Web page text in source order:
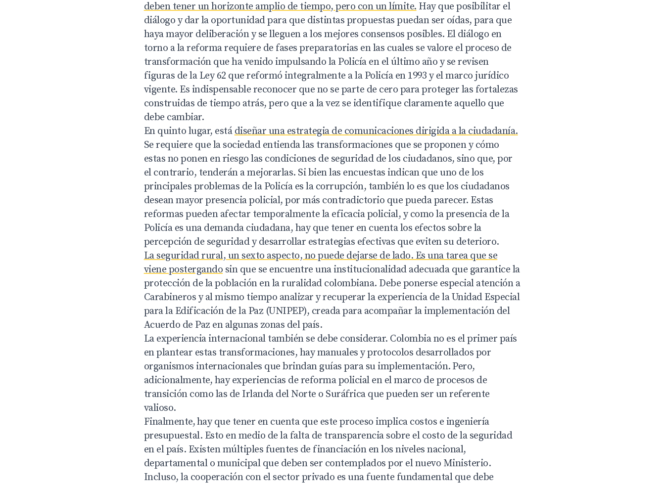
deben tener un horizonte amplio de tiempo, pero con un límite.Hay que posibilitar el
diálogo y dar la oportunidad para que distintas propuestas puedan ser oídas, para que
haya mayor deliberación y se lleguen a los mejores consensos posibles. El diálogo en
torno a la reforma requiere de fases preparatorias en las cuales se valore el proceso de
transformación que ha venido impulsando la Policía en el último año y se revisen
figuras de la Ley 62 que reformó integralmente a la Policía en 1993 y el marco jurídico
vigente. Es indispensable reconocer que no se parte de cero para proteger las fortalezas
construidas de tiempo atrás, pero que a la vez se identifique claramente aquello que
debe cambiar.
En quinto lugar, estádiseñar una estrategia de comunicaciones dirigida a la ciudadanía.
Se requiere que la sociedad entienda las transformaciones que se proponen y cómo
estas no ponen en riesgo las condiciones de seguridad de los ciudadanos, sino que, por
el contrario, tenderán a mejorarlas. Si bien las encuestas indican que uno de los
principales problemas de la Policía es la corrupción, también lo es que los ciudadanos
desean mayor presencia policial, por más contradictorio que pueda parecer. Estas
reformas pueden afectar temporalmente la eficacia policial, y como la presencia de la
Policía es una demanda ciudadana, hay que tener en cuenta los efectos sobre la
percepción de seguridad y desarrollar estrategias efectivas que eviten su deterioro.
La seguridad rural, un sexto aspecto, no puede dejarse de lado. Es una tarea que se
viene postergandosin que se encuentre una institucionalidad adecuada que garantice la
protección de la población en la ruralidad colombiana. Debe ponerse especial atención a
Carabineros y al mismo tiempo analizar y recuperar la experiencia de la Unidad Especial
para la Edificación de la Paz (UNIPEP), creada para acompañar la implementación del
Acuerdo de Paz en algunas zonas del país.
La experiencia internacional también se debe considerar. Colombia no es el primer país
en plantear estas transformaciones, hay manuales y protocolos desarrollados por
organismos internacionales que brindan guías para su implementación. Pero,
adicionalmente, hay experiencias de reforma policial en el marco de procesos de
transición como las de Irlanda del Norte o Suráfrica que pueden ser un referente
valioso.
Finalmente,hay que tener en cuenta que este proceso implica costos e ingeniería
presupuestal. Esto en medio de la falta de transparencia sobre el costo de la seguridad
en el país. Existen múltiples fuentes de financiación en los niveles nacional,
departamental o municipal que deben ser contemplados por el nuevo Ministerio.
Incluso, la cooperación con el sector privado es una fuente fundamental que debe